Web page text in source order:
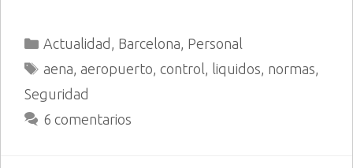
Categorías
Actualidad Barcelona Personal
Etiquetas
aena aeropuerto control liquidos normas
Seguridad
6 comentarios